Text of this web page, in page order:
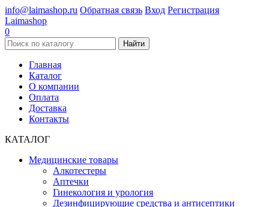
info@laimashop.ru Обратная связь Вход Регистрация
Laimashop
0
Найти
Главная
Каталог
О компании
Оплата
Доставка
Контакты
КАТАЛОГ
Медицинские товары
Алкотестеры
Аптечки
Гинекология и урология
Дезинфицирующие средства и антисептики